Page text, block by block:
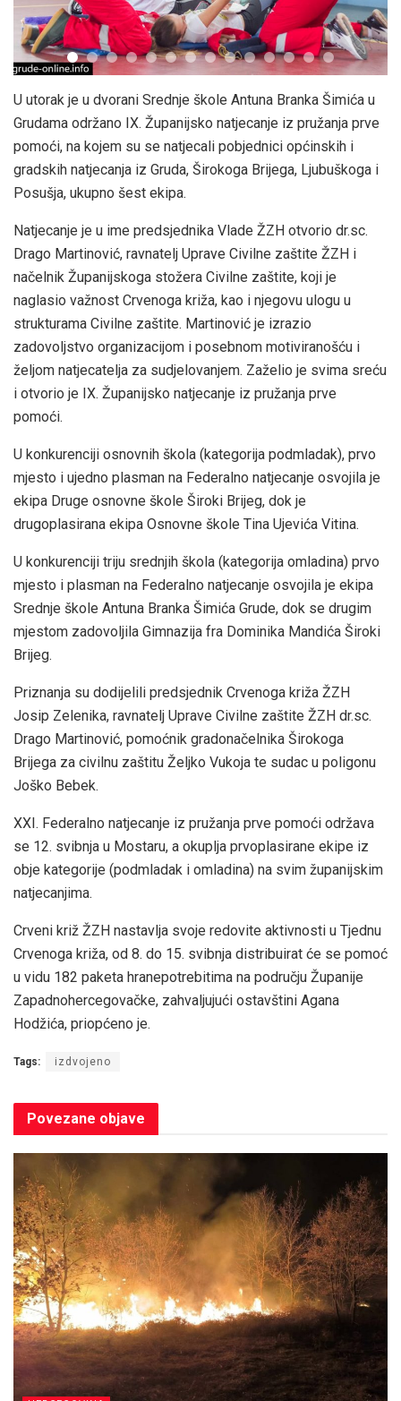
U utorak je u dvorani Srednje škole Antuna Branka Šimića u
Grudama održano IX. Županijsko natjecanje iz pružanja prve
pomoći, na kojem su se natjecali pobjednici općinskih i
gradskih natjecanja iz Gruda, Širokoga Brijega, Ljubuškoga i
Posušja, ukupno šest ekipa.
Natjecanje je u ime predsjednika Vlade ŽZH otvorio dr.sc.
Drago Martinović, ravnatelj Uprave Civilne zaštite ŽZH i
načelnik Županijskoga stožera Civilne zaštite, koji je
naglasio važnost Crvenoga križa, kao i njegovu ulogu u
strukturama Civilne zaštite. Martinović je izrazio
zadovoljstvo organizacijom i posebnom motiviranošću i
željom natjecatelja za sudjelovanjem. Zaželio je svima sreću
i otvorio je IX. Županijsko natjecanje iz pružanja prve
pomoći.
U konkurenciji osnovnih škola (kategorija podmladak), prvo
mjesto i ujedno plasman na Federalno natjecanje osvojila je
ekipa Druge osnovne škole Široki Brijeg, dok je
drugoplasirana ekipa Osnovne škole Tina Ujevića Vitina.
U konkurenciji triju srednjih škola (kategorija omladina) prvo
mjesto i plasman na Federalno natjecanje osvojila je ekipa
Srednje škole Antuna Branka Šimića Grude, dok se drugim
mjestom zadovoljila Gimnazija fra Dominika Mandića Široki
Brijeg.
Priznanja su dodijelili predsjednik Crvenoga križa ŽZH
Josip Zelenika, ravnatelj Uprave Civilne zaštite ŽZH dr.sc.
Drago Martinović, pomoćnik gradonačelnika Širokoga
Brijega za civilnu zaštitu Željko Vukoja te sudac u poligonu
Joško Bebek.
XXI. Federalno natjecanje iz pružanja prve pomoći održava
se 12. svibnja u Mostaru, a okuplja prvoplasirane ekipe iz
obje kategorije (podmladak i omladina) na svim županijskim
natjecanjima.
Crveni križ ŽZH nastavlja svoje redovite aktivnosti u Tjednu
Crvenoga križa, od 8. do 15. svibnja distribuirat će se pomoć
u vidu 182 paketa hranepotrebitima na području Županije
Zapadnohercegovačke, zahvaljujući ostavštini Agana
Hodžića, priopćeno je.
Tags: izdvojeno
Povezane objave